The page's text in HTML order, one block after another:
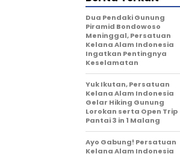
Dua Pendaki Gunung
Piramid Bondowoso
Meninggal, Persatuan
Kelana Alam Indonesia
Ingatkan Pentingnya
Keselamatan
Yuk Ikutan, Persatuan
Kelana Alam Indonesia
Gelar Hiking Gunung
Lorokan serta Open Trip
Pantai 3 in 1 Malang
Ayo Gabung! Persatuan
Kelana Alam Indonesia